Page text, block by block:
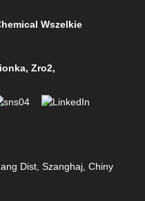
Wszelkie
,Zro2,
Dist, Szanghaj, Chiny